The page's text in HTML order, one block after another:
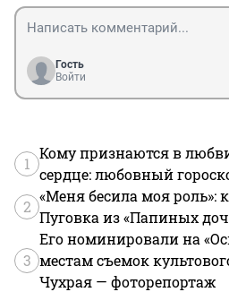
Гость
Войти
1
Кому признаются в
сердце: любовный
2
«Меня бесила моя роль»:
Пуговка из «Папиных
3
Его номинировали на
местам съемок
Чухрая — фоторепортаж